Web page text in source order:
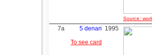
Source:
7a
5 denari
To see card
1995